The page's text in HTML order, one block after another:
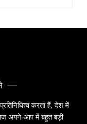
करता हैं, देश में
अपने-आप में बहुत बड़ी